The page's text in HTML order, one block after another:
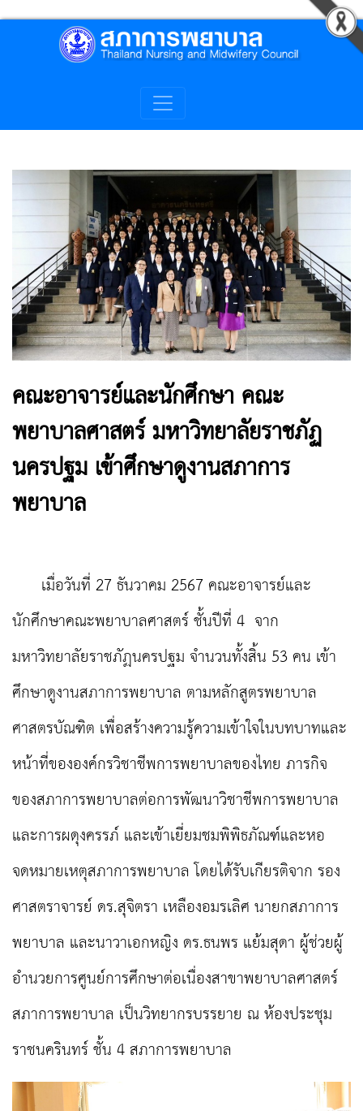
คณะอาจารย์และนักศึกษา คณะ
พยาบาลศาสตร์ มหาวิทยาลัยราชภัฏ
นครปฐม เข้าศึกษาดูงานสภาการ
พยาบาล
เมื่อวันที่ 27 ธันวาคม 2567 คณะอาจารย์และ
นักศึกษาคณะพยาบาลศาสตร์ ชั้นปีที่ 4 จาก
มหาวิทยาลัยราชภัฏนครปฐม จำนวนทั้งสิ้น 53 คน เข้า
ศึกษาดูงานสภาการพยาบาล ตามหลักสูตรพยาบาล
ศาสตรบัณฑิต เพื่อสร้างความรู้ความเข้าใจในบทบาทและ
หน้าที่ขององค์กรวิชาชีพการพยาบาลของไทย ภารกิจ
ของสภาการพยาบาลต่อการพัฒนาวิชาชีพการพยาบาล
และการผดุงครรภ์ และเข้าเยี่ยมชมพิพิธภัณฑ์และหอ
จดหมายเหตุสภาการพยาบาล โดยได้รับเกียรติจาก รอง
ศาสตราจารย์ ดร.สุจิตรา เหลืองอมรเลิศ นายกสภาการ
พยาบาล และนาวาเอกหญิง ดร.ธนพร แย้มสุดา ผู้ช่วยผู้
อำนวยการศูนย์การศึกษาต่อเนื่องสาขาพยาบาลศาสตร์
สภาการพยาบาล เป็นวิทยากรบรรยาย ณ ห้องประชุม
ราชนครินทร์ ชั้น 4 สภาการพยาบาล